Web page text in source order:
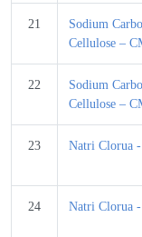
21
Sodium
Cellulose –
22
Sodium
Cellulose –
23 Natri Clorua
24 Natri Clorua